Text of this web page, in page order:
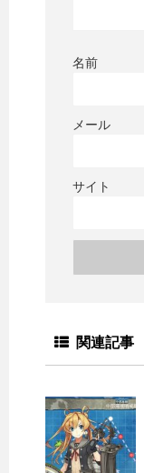
名前
メール
サイト
関連記事